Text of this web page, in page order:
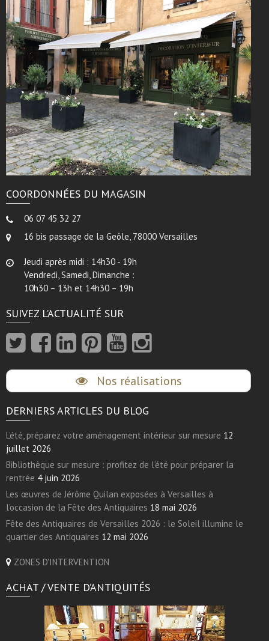
COORDONNÉES DU MAGASIN
06 07 45 32 27
16 bis passage de la Geôle, 78000 Versailles
Jeudi après midi : 14h30 - 19h
Vendredi, Samedi, Dimanche :
10h30 – 13h et 14h30 – 19h
SUIVEZ L’ACTUALITÉ SUR
Nos réalisations
DERNIERS ARTICLES DU BLOG
L’été, préparez votre aménagement intérieur sur mesure 12
juillet 2026
Bibliothèque sur mesure : profitez de l’été pour préparer la
rentrée 4 juin 2026
Les œuvres de Jérôme Quilan exposées à Versailles à
l’occasion de la Fête des Antiquaires 18 mai 2026
Fête des Antiquaires de Versailles 2026 : le Soleil illumine le
quartier des Antiquaires 12 mai 2026
ZONES D'INTERVENTION
ACHAT / VENTE D’ANTIQUITÉS